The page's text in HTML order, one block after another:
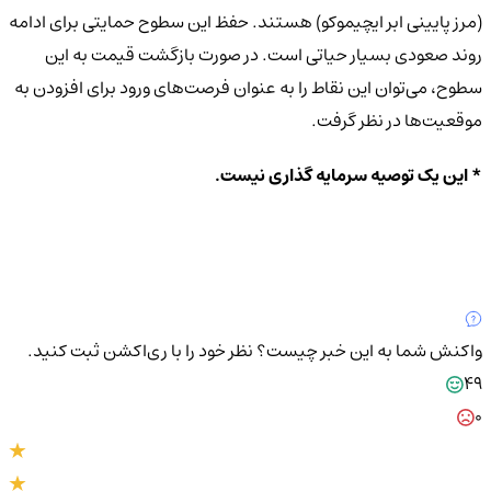
(مرز پایینی ابر ایچیموکو) هستند. حفظ این سطوح حمایتی برای ادامه
روند صعودی بسیار حیاتی است. در صورت بازگشت قیمت به این
سطوح، می‌توان این نقاط را به عنوان فرصت‌های ورود برای افزودن به
موقعیت‌ها در نظر گرفت.
* این یک توصیه سرمایه گذاری نیست.
واکنش شما به این خبر چیست؟نظر خود را با ری‌اکشن ثبت کنید.
49